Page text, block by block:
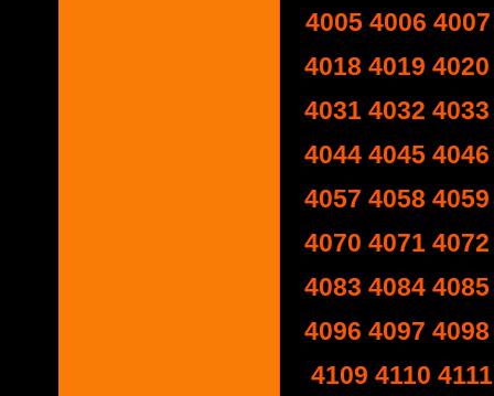
4005 4006 4007
4018 4019 4020
4031 4032 4033
4044 4045 4046
4057 4058 4059
4070 4071 4072
4083 4084 4085
4096 4097 4098
4109 4110 4111